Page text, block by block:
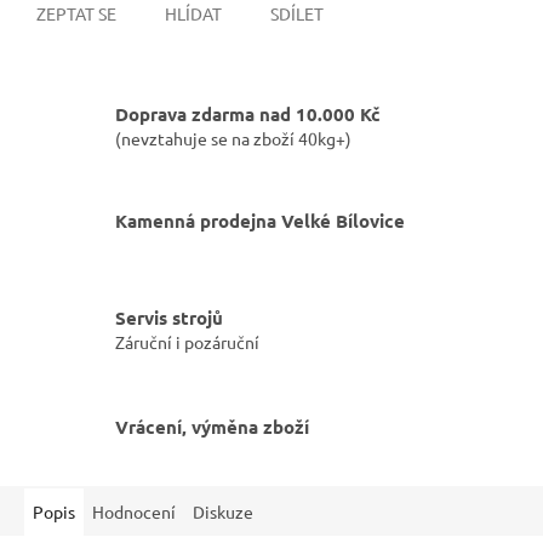
ZEPTAT SE HLÍDAT SDÍLET
Doprava zdarma nad 10.000 Kč
(nevztahuje se na zboží 40kg+)
Kamenná prodejna Velké Bílovice
Servis strojů
Záruční i pozáruční
Vrácení, výměna zboží
Popis Hodnocení Diskuze